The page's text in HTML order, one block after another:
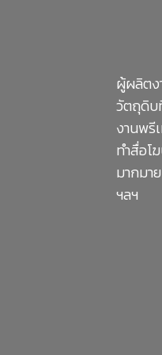
ผู้ผลิตง
วัตถุดิบ
งานพรี
ทำสื่อโ
มากมา
ฯลฯ